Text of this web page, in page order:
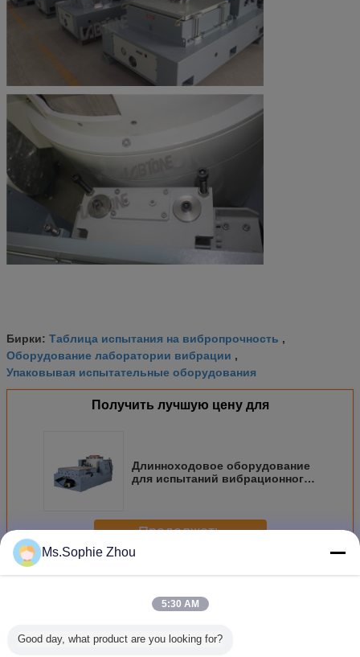
Бирки: Таблица испытания на вибропрочность ,
Оборудование лаборатории вибрации ,
Упаковывая испытательные оборудования
Получить лучшую цену для
Длинноходовое оборудование
для испытаний вибрационного
Продолжать
БольшеВиброиспытательное оборудование вибростенд
Ms.Sophie Zhou
5:30 AM
Good day, what product are you looking for?